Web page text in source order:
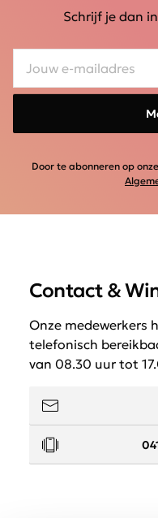
Schrijf je dan
Door te abonneren op
Contact &
Onze medewerkers
telefonisch
van 08.30 uur tot